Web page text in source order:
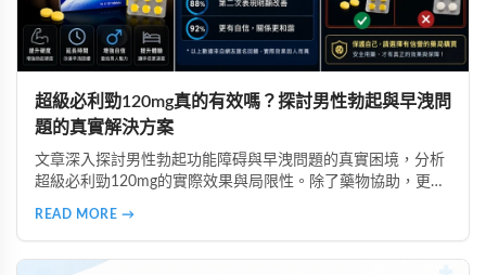
超級必利勁120mg真的有效嗎？探討男性勃起與早洩問
題的真實解決方案
文章深入探討男性勃起功能障碍與早洩問題的真實困境，分析
超級必利勁120mg的實際效果與局限性。除了藥物協助，更強
READ MORE →